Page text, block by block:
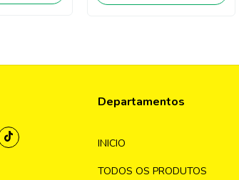
Departamentos
INICIO
TODOS OS PRODUTOS